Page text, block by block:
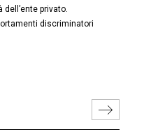
dell’ente privato.
discriminatori